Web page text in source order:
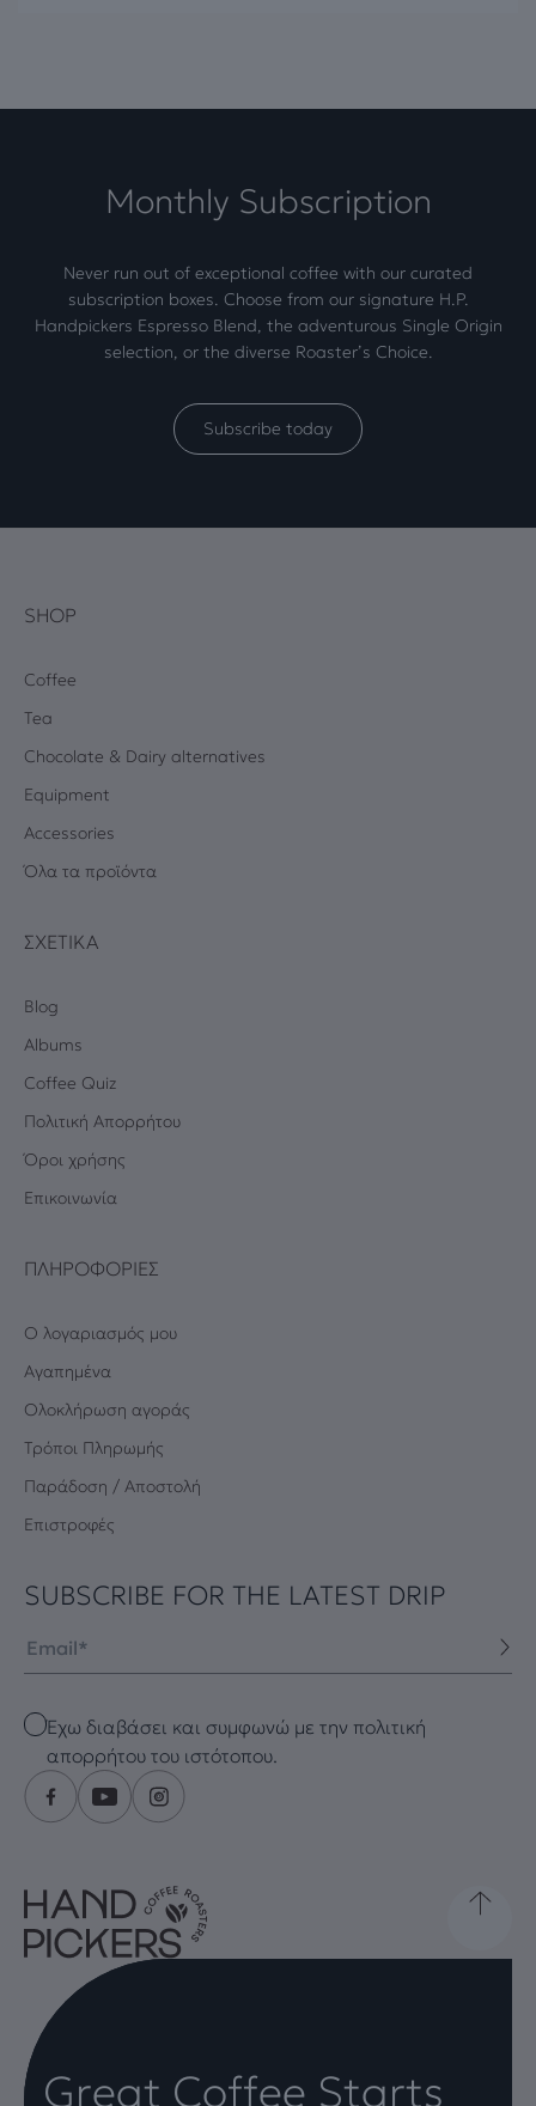
Monthly Subscription
Never run out of exceptional coffee with our curated
subscription boxes. Choose from our signature H.P.
Handpickers Espresso Blend, the adventurous Single Origin
selection, or the diverse Roaster’s Choice.
Subscribe today
SHOP
Coffee
Tea
Chocolate & Dairy alternatives
Equipment
Accessories
Όλα τα προϊόντα
ΣΧΕΤΙΚΆ
Blog
Albums
Coffee Quiz
Πολιτική Απορρήτου
Όροι χρήσης
Επικοινωνία
ΠΛΗΡΟΦΟΡΊΕΣ
Ο λογαριασμός μου
Αγαπημένα
Oλοκλήρωση αγοράς
Τρόποι Πληρωμής
Παράδοση / Αποστολή
Επιστροφές
SUBSCRIBE FOR THE LATEST DRIP
Checkbox
Έχω διαβάσει και συμφωνώ με την πολιτική
απορρήτου του ιστότοπου.
Great Coffee Starts